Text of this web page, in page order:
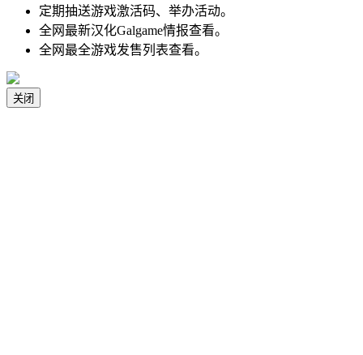
定期抽送游戏激活码、举办活动。
全网最新汉化Galgame情报查看。
全网最全游戏发售列表查看。
关闭